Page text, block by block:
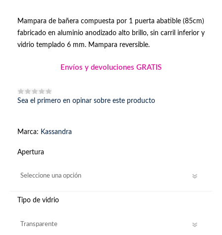
Mampara de bañera compuesta por 1 puerta abatible (85cm)
fabricado en aluminio anodizado alto brillo, sin carril inferior y
vidrio templado 6 mm. Mampara reversible.
Envíos y devoluciones GRATIS
Sea el primero en opinar sobre este producto
Marca: Kassandra
Apertura
Tipo de vidrio